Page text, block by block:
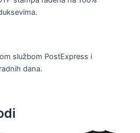
službom PostExpress i
dana.